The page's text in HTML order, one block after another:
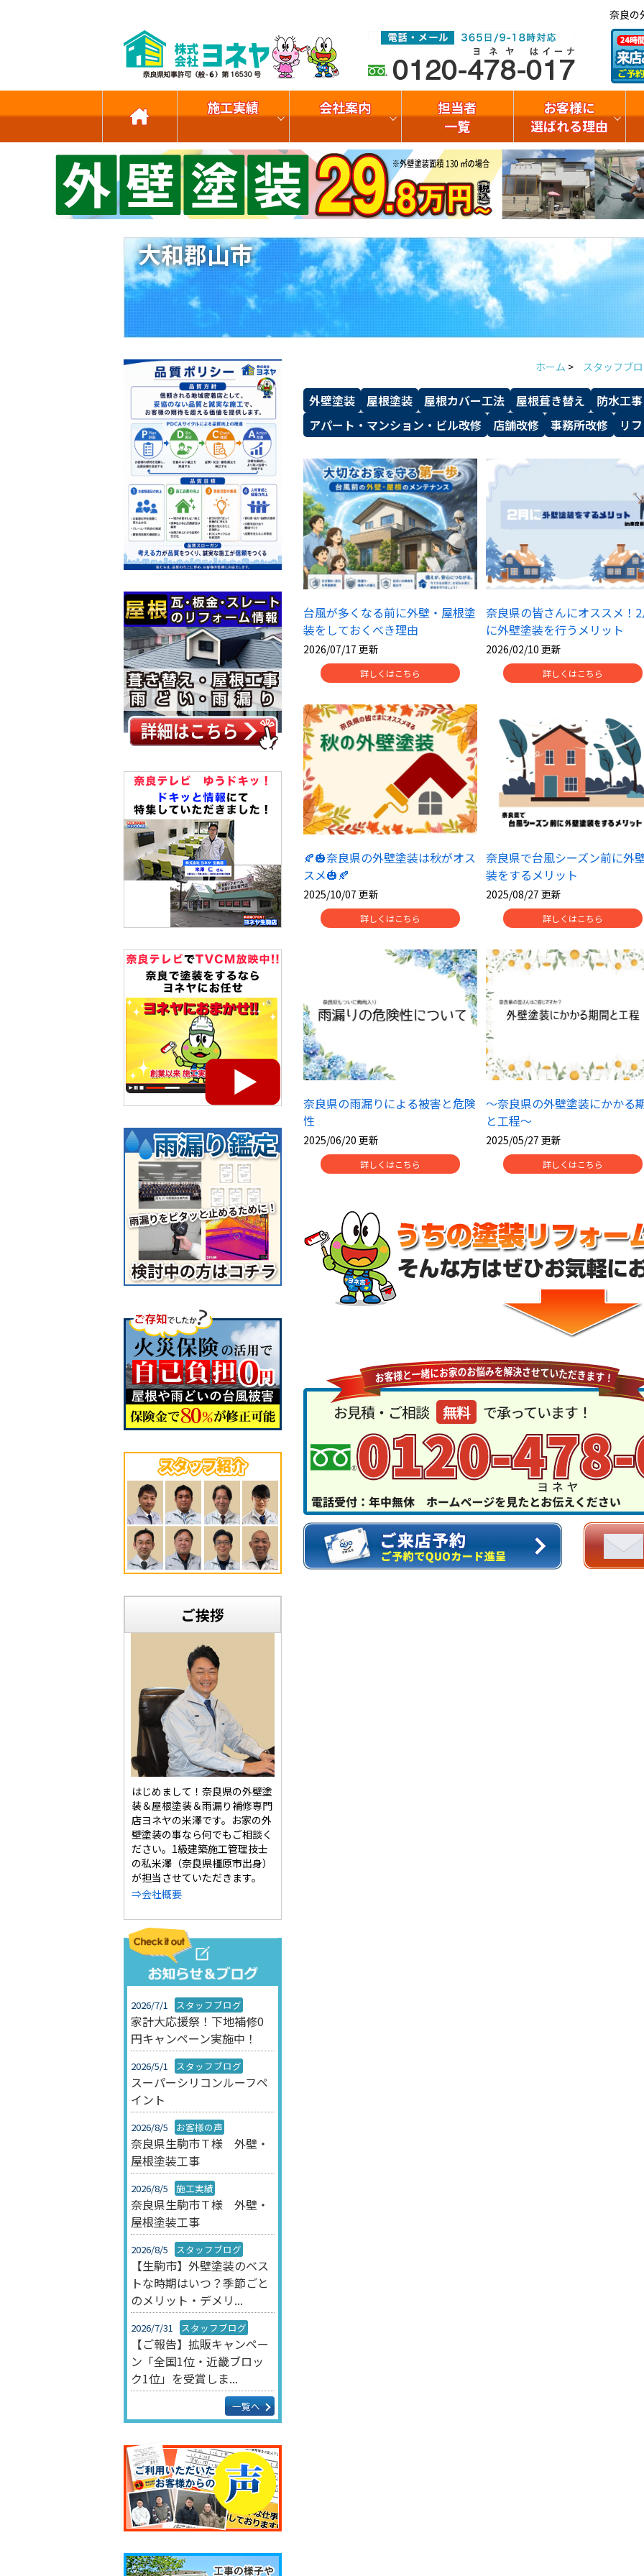
奈良の
施工実績 会社案内
担当者
一覧
お客様に
選ばれる理由
大和郡山市
ご挨拶
はじめまして！奈良県の外壁塗
装＆屋根塗装＆雨漏り補修専門
店ヨネヤの米澤です。お家の外
壁塗装の事なら何でもご相談く
ださい。1級建築施工管理技士
の私米澤（奈良県橿原市出身）
が担当させていただきます。
⇒会社概要
2026/7/1 スタッフブログ
家計大応援祭！下地補修0
円キャンペーン実施中！
2026/5/1 スタッフブログ
スーパーシリコンルーフペ
イント
2026/8/5 お客様の声
奈良県生駒市Ｔ様 外壁・
屋根塗装工事
2026/8/5 施工実績
奈良県生駒市Ｔ様 外壁・
屋根塗装工事
2026/8/5 スタッフブログ
【生駒市】外壁塗装のベス
トな時期はいつ？季節ごと
のメリット・デメリ...
2026/7/31 スタッフブログ
【ご報告】拡販キャンペー
ン「全国1位・近畿ブロッ
ク1位」を受賞しま...
一覧へ
ホーム > スタッフブ
外壁塗装 屋根塗装 屋根カバー工法 屋根葺き替え
防水工事
アパート・マンション・ビル改修
店舗改修 事務所改修 リ
台風が多くなる前に外壁・屋根塗
装をしておくべき理由
2026/07/17 更新
詳しくはこちら
奈良県の皆さんにオススメ！
に外壁塗装を行うメリット
2026/02/10 更新
詳しくはこちら
🍂🎃奈良県の外壁塗装は秋がオス
スメ🎃🍂
2025/10/07 更新
詳しくはこちら
奈良県で台風シーズン前に外
装をするメリット
2025/08/27 更新
詳しくはこちら
奈良県の雨漏りによる被害と危険
性
2025/06/20 更新
詳しくはこちら
～奈良県の外壁塗装にかかる
と工程～
2025/05/27 更新
詳しくはこちら